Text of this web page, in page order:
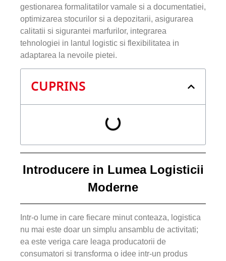
gestionarea formalitatilor vamale si a documentatiei,
optimizarea stocurilor si a depozitarii, asigurarea
calitatii si sigurantei marfurilor, integrarea
tehnologiei in lantul logistic si flexibilitatea in
adaptarea la nevoile pietei.
CUPRINS
Introducere in Lumea Logisticii
Moderne
Intr-o lume in care fiecare minut conteaza, logistica
nu mai este doar un simplu ansamblu de activitati;
ea este veriga care leaga producatorii de
consumatori si transforma o idee intr-un produs